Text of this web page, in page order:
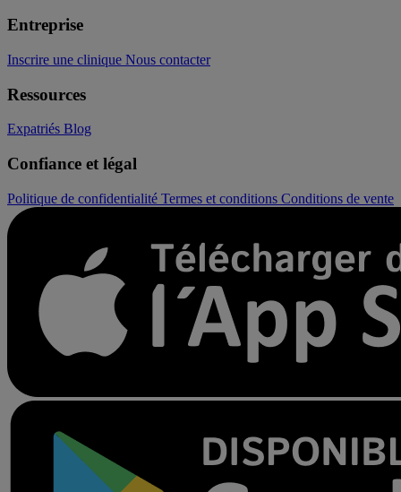
Entreprise
Inscrire une clinique Nous contacter
Ressources
Expatriés Blog
Confiance et légal
Politique de confidentialité Termes et conditions Conditions de vente